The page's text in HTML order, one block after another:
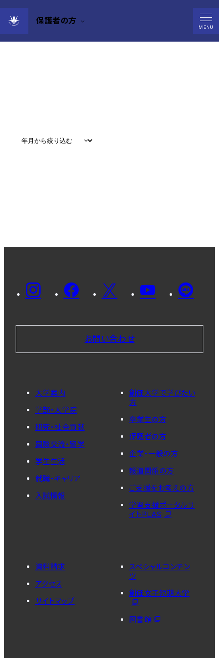
保護者の方
MENU
Events
お問い合わせ
大学案内
学部・大学院
研究・社会貢献
国際交流・留学
学生生活
就職・キャリア
入試情報
創価大学で学びたい
方
卒業生の方
保護者の方
企業・一般の方
報道関係の方
ご支援をお考えの方
学習支援ポータルサ
イトPLAS
資料請求
アクセス
サイトマップ
スペシャルコンテン
ツ
創価女子短期大学
図書館